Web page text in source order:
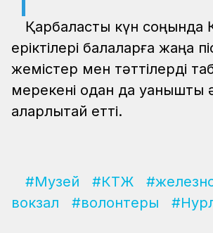
Қарбаласты күн соңында
еріктілері балаларға жаңа
жемістер мен тәттілерді
мерекені одан да қуанышты
қаларлықтай етті.
#Музей #КТЖ
вокзал
#волонтеры